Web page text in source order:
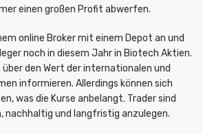
einen großen Profit abwerfen.
online Broker mit einem Depot an und
noch in diesem Jahr in Biotech Aktien.
über den Wert der internationalen und
informieren. Allerdings können sich
was die Kurse anbelangt. Trader sind
nachhaltig und langfristig anzulegen.